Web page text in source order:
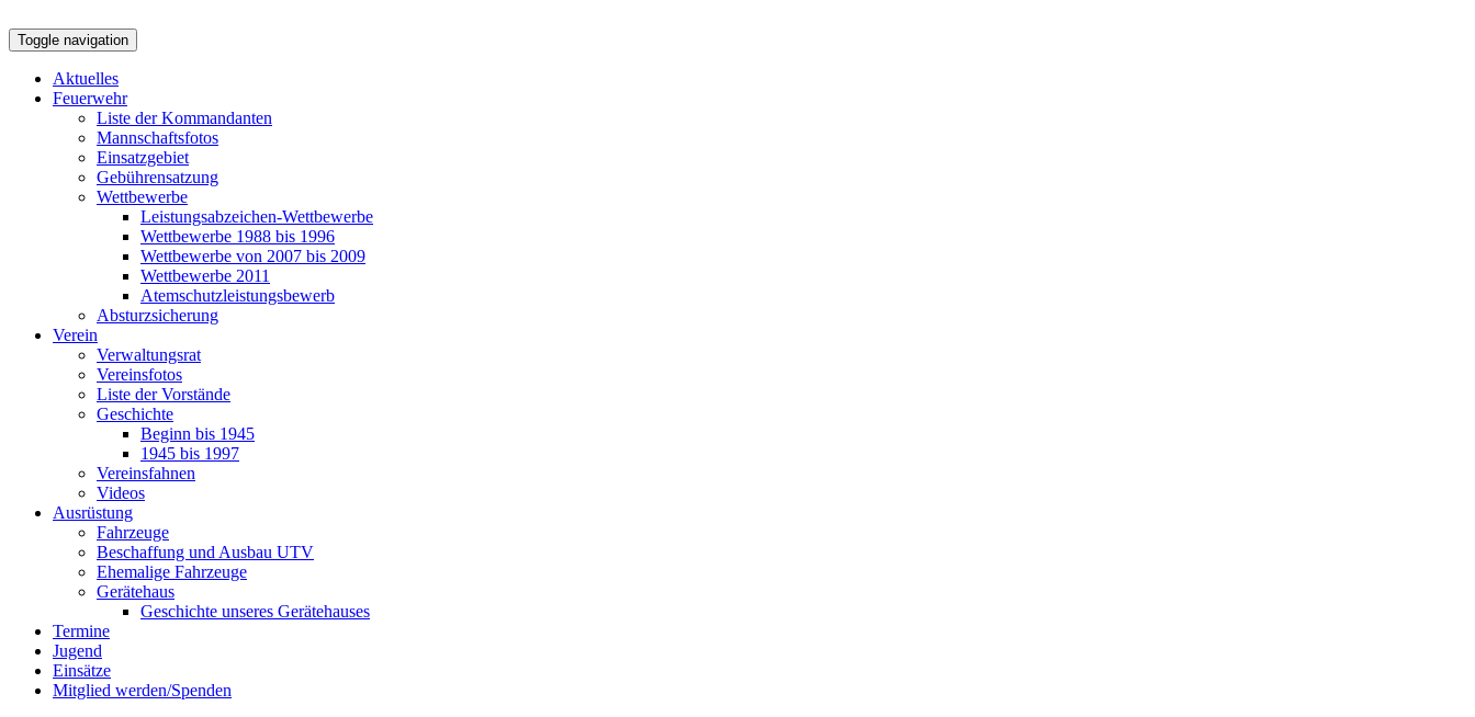
Toggle navigation
Aktuelles
Feuerwehr
Liste der Kommandanten
Mannschaftsfotos
Einsatzgebiet
Gebührensatzung
Wettbewerbe
Leistungsabzeichen-Wettbewerbe
Wettbewerbe 1988 bis 1996
Wettbewerbe von 2007 bis 2009
Wettbewerbe 2011
Atemschutzleistungsbewerb
Absturzsicherung
Verein
Verwaltungsrat
Vereinsfotos
Liste der Vorstände
Geschichte
Beginn bis 1945
1945 bis 1997
Vereinsfahnen
Videos
Ausrüstung
Fahrzeuge
Beschaffung und Ausbau UTV
Ehemalige Fahrzeuge
Gerätehaus
Geschichte unseres Gerätehauses
Termine
Jugend
Einsätze
Mitglied werden/Spenden